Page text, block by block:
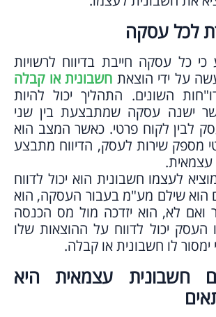
לכל עסקה
כל עסקה חייבת בדיווח לרשויות
על ידי הוצאת חשבונית או קבלה
השונים. התהליך יכול להיות
ישנה עסקה שמתבצעת בין שני
לבין לקוח פרטי. כאשר המצב הוא
מספק שירות לעסק, הדיווח מתבצע
עצמאית.
לעצמו חשבונית הוא יכול לדווח
הוא שילם מע"מ בעבור העסקה, הוא
ואם לא, הוא יזדכה מול מס הכנסה
העסק יכול לדווח על ההוצאות שלו
לו חשבונית או קבלה.
חשבונית עצמאית היא